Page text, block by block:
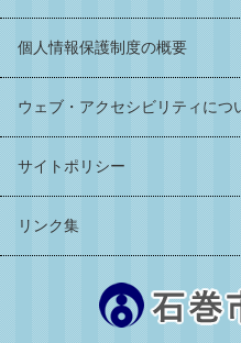
個人情報保護制度の概要
ウェブ・アクセシビリティにつ
サイトポリシー
リンク集